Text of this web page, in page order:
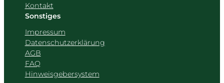
Kontakt
Sonstiges
Impressum
Datenschutzerklärung
AGB
FAQ
Hinweisgebersystem